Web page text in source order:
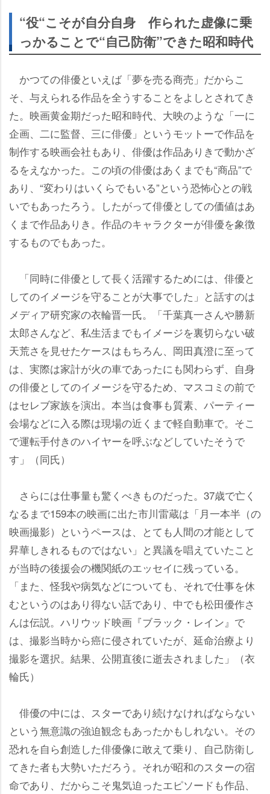
“役“こそが自分自身 作られた虚像に乗
っかることで“自己防衛”できた昭和時代
かつての俳優といえば「夢を売る商売」だからこ
そ、与えられる作品を全うすることをよしとされてき
た。映画黄金期だった昭和時代、大映のような「一に
企画、二に監督、三に俳優」というモットーで作品を
制作する映画会社もあり、俳優は作品ありきで動かざ
るをえなかった。この頃の俳優はあくまでも“商品”で
あり、“変わりはいくらでもいる”という恐怖心との戦
いでもあったろう。したがって俳優としての価値はあ
くまで作品ありき。作品のキャラクターが俳優を象徴
するものでもあった。
「同時に俳優として長く活躍するためには、俳優と
してのイメージを守ることが大事でした」と話すのは
メディア研究家の衣輪晋一氏。「千葉真一さんや勝新
太郎さんなど、私生活までもイメージを裏切らない破
天荒さを見せたケースはもちろん、岡田真澄に至って
は、実際は家計が火の車であったにも関わらず、自身
の俳優としてのイメージを守るため、マスコミの前で
はセレブ家族を演出。本当は食事も質素、パーティー
会場などに入る際は現場の近くまで軽自動車で。そこ
で運転手付きのハイヤーを呼ぶなどしていたそうで
す」（同氏）
さらには仕事量も驚くべきものだった。37歳で亡く
なるまで159本の映画に出た市川雷蔵は「月一本半（の
映画撮影）というペースは、とても人間の才能として
昇華しきれるものではない」と異議を唱えていたこと
が当時の後援会の機関紙のエッセイに残っている。
「また、怪我や病気などについても、それで仕事を休
むというのはあり得ない話であり、中でも松田優作さ
んは伝説。ハリウッド映画『ブラック・レイン』で
は、撮影当時から癌に侵されていたが、延命治療より
撮影を選択。結果、公開直後に逝去されました」（衣
輪氏）
俳優の中には、スターであり続けなければならない
という無意識の強迫観念もあったかもしれない。その
恐れを自ら創造した俳優像に敢えて乗り、自己防衛し
てきた者も大勢いただろう。それが昭和のスターの宿
命であり、だからこそ鬼気迫ったエピソードも作品、